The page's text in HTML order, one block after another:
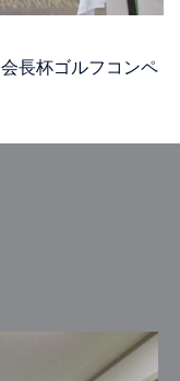
長杯ゴルフコンペ